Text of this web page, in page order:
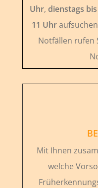
Uhr, dienstags
11 Uhr
Notfällen rufen
Mit Ihnen
welche